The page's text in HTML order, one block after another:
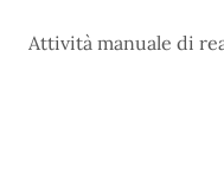
Attività manuale di